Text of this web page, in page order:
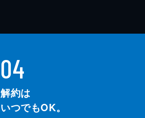
04
解約は
いつでもOK。